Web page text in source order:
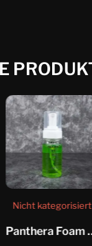
Nicht kategorisiert